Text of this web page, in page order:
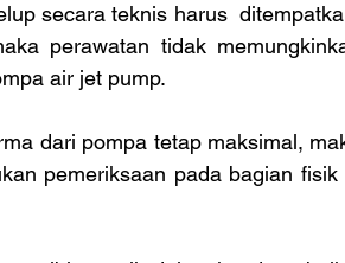
secara teknis harus
perawatan tidak
air jet pump.
dari pompa tetap maksimal,
pemeriksaan pada bagian